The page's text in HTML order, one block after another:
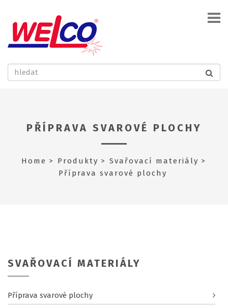
PŘÍPRAVA SVAROVÉ PLOCHY
Home Produkty
Svařovací materiály
Příprava svarové plochy
SVAŘOVACÍ MATERIÁLY
Příprava svarové plochy